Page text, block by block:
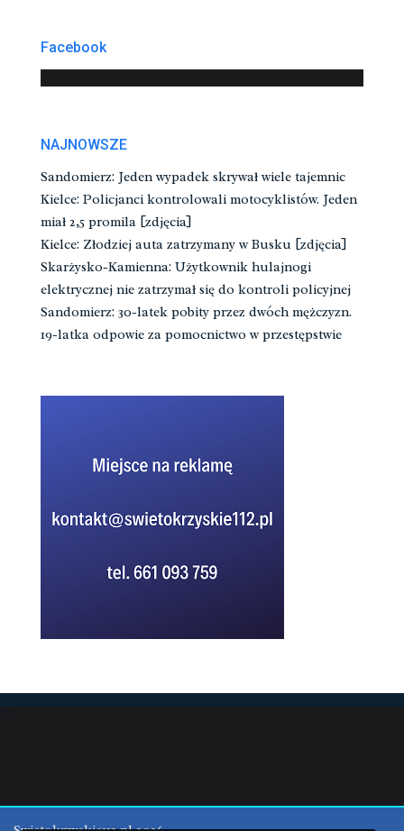
Facebook
NAJNOWSZE
Sandomierz: Jeden wypadek skrywał wiele tajemnic
Kielce: Policjanci kontrolowali motocyklistów. Jeden
miał 2,5 promila [zdjęcia]
Kielce: Złodziej auta zatrzymany w Busku [zdjęcia]
Skarżysko-Kamienna: Użytkownik hulajnogi
elektrycznej nie zatrzymał się do kontroli policyjnej
Sandomierz: 30-latek pobity przez dwóch mężczyzn.
19-latka odpowie za pomocnictwo w przestępstwie